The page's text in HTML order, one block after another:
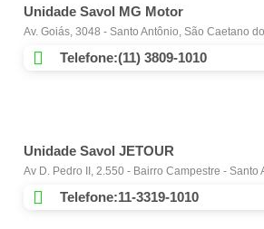
Unidade Savol MG Motor
Av. Goiás, 3048 - Santo Antônio, São Caetano
Telefone:(11) 3809-1010
Unidade Savol JETOUR
Av D. Pedro II, 2.550 - Bairro Campestre - Santo
Telefone:11-3319-1010